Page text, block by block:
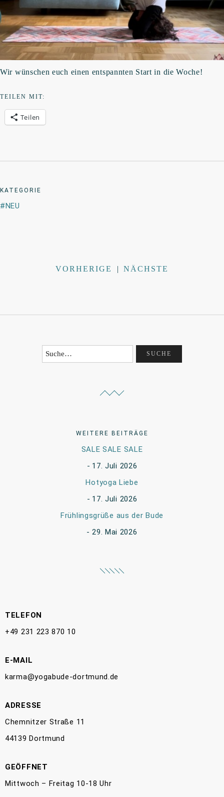
Wir wünschen euch einen entspannten Start in die Woche!
TEILEN MIT:
Teilen
KATEGORIE
NEU
VORHERIGE | NÄCHSTE
WEITERE BEITRÄGE
SALE SALE SALE
17. Juli 2026
Hotyoga Liebe
17. Juli 2026
Frühlingsgrüße aus der Bude
29. Mai 2026
TELEFON
+49 231 223 870 10
E-MAIL
karma@yogabude-dortmund.de
ADRESSE
Chemnitzer Straße 11
44139 Dortmund
GEÖFFNET
Mittwoch – Freitag 10-18 Uhr